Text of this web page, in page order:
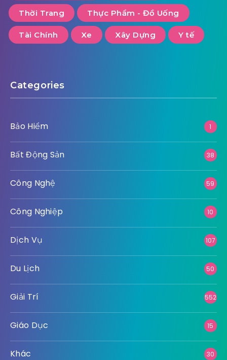
Thời Trang Thực Phẩm - Đồ Uống
Tài Chính Xe Xây Dựng Y tế
Categories
Bảo Hiểm 1
Bất Động Sản 38
Công Nghệ 59
Công Nghiệp 10
Dịch Vụ 107
Du Lịch 50
Giải Trí 552
Giáo Dục 15
Khác 30